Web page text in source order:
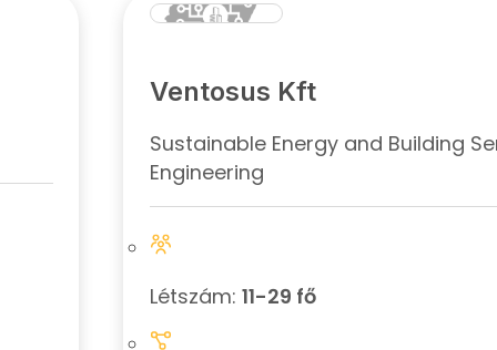
Ventosus Kft
Sustainable Energy and Building
Engineering
Létszám: 11-29 fő